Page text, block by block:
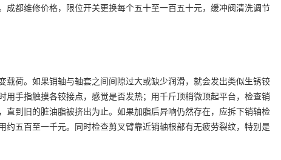
都维修价格，限位开关更换每个五十至一百五十元，缓冲阀清洗调节
荷。如果销轴与轴套之间间隙过大或缺少润滑，就会发出类似生锈铰
手指触摸各铰接点，感觉是否发热；用千斤顶稍微顶起平台，检查销
到旧的脏油脂被挤出为止。如果加脂后异响仍然存在，应拆下销轴检
五百至一千元。同时检查剪叉臂靠近销轴根部有无疲劳裂纹，特别是